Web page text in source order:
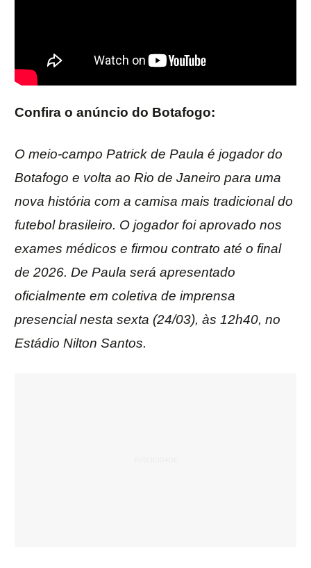
Confira o anúncio do Botafogo:
O meio-campo Patrick de Paula é jogador do
Botafogo e volta ao Rio de Janeiro para uma
nova história com a camisa mais tradicional do
futebol brasileiro. O jogador foi aprovado nos
exames médicos e firmou contrato até o final
de 2026. De Paula será apresentado
oficialmente em coletiva de imprensa
presencial nesta sexta (24/03), às 12h40, no
Estádio Nilton Santos.